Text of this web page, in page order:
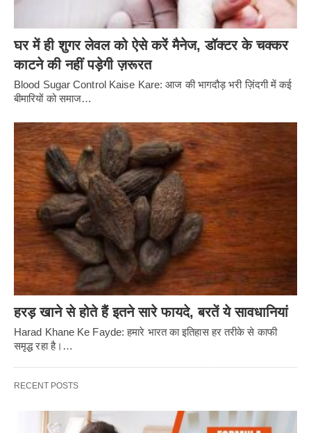
घर में ही शुगर लेवल को ऐसे करें मैनेज, डॉक्टर के चक्कर
काटने की नहीं पड़ेगी ज़रूरत
Blood Sugar Control Kaise Kare: आज की भागदौड़ भरी ज़िंदगी में कई
बीमारियों को समाज…
हरड़ खाने से होते हैं इतने सारे फायदे, बरतें ये सावधानियां
Harad Khane Ke Fayde: हमारे भारत का इतिहास हर तरीके से काफी
समृद्ध रहा है।…
RECENT POSTS